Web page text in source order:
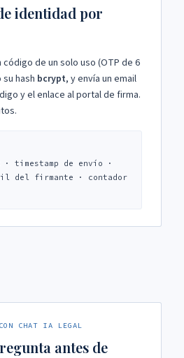
identidad por
código de un solo uso (OTP de 6
hash bcrypt, y envía un email
y el enlace al portal de firma.
· timestamp de envío ·
del firmante · contador
CHAT IA LEGAL
antes de